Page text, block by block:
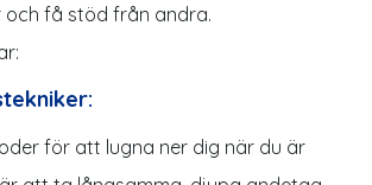
och få stöd från andra.
för att lugna ner dig när du är